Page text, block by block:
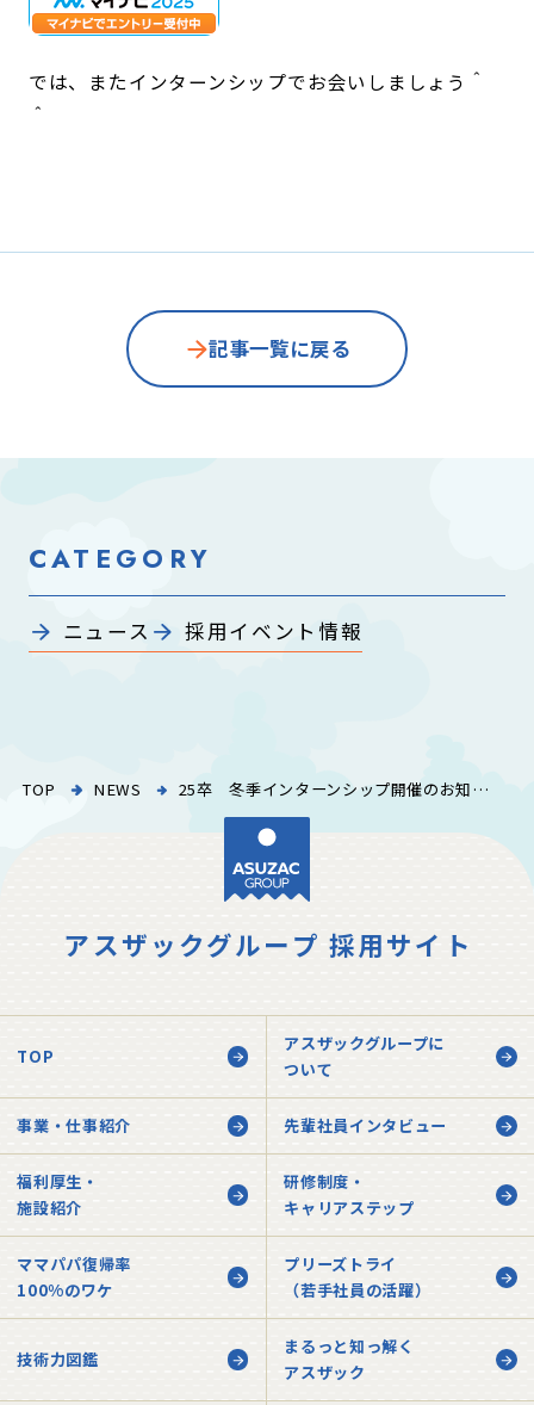
では、またインターンシップでお会いしましょう＾
＾
記事一覧に戻る
CATEGORY
ニュース 採用イベント情報
TOP NEWS 25卒 冬季インターンシップ開催のお知らせ！
アスザックグループ 採用サイト
TOP
アスザックグループに
ついて
事業・仕事紹介 先輩社員インタビュー
福利厚生・
施設紹介
研修制度・
キャリアステップ
ママパパ復帰率
100%のワケ
プリーズトライ
（若手社員の活躍）
技術力図鑑
まるっと知っ解く
アスザック